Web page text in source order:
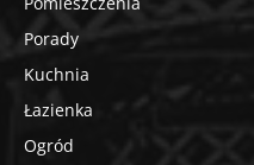
Porady
Kuchnia
Łazienka
Ogród